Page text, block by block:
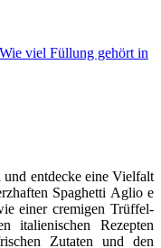
Wie viel Füllung gehört in
und entdecke eine Vielfalt
Spaghetti Aglio e
einer cremigen Trüffel-
italienischen Rezepten
Zutaten und den